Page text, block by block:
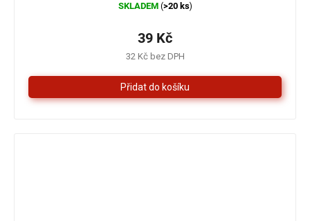
hodnocení
je
z
5
hvězdiček.
SKLADEM (>20 ks)
32 Kč bez DPH
39 Kč